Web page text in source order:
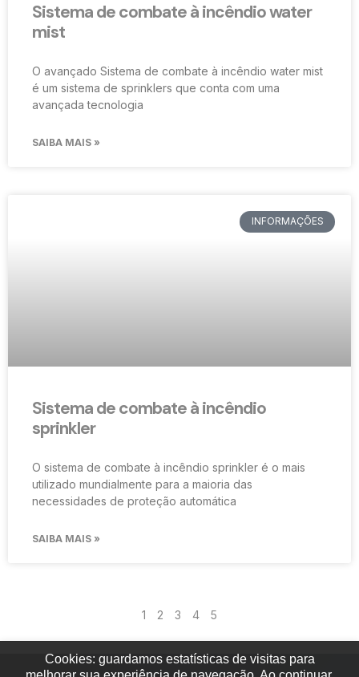
Sistema de combate à incêndio water
mist
O avançado Sistema de combate à incêndio water mist
é um sistema de sprinklers que conta com uma
avançada tecnologia
SAIBA MAIS »
INFORMAÇÕES
Sistema de combate à incêndio
sprinkler
O sistema de combate à incêndio sprinkler é o mais
utilizado mundialmente para a maioria das
necessidades de proteção automática
SAIBA MAIS »
1 2 3 4 5
Cookies: guardamos estatísticas de visitas para